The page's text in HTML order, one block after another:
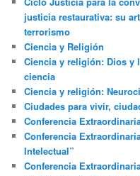
justicia restaurativa: su
terrorismo
Ciencia y Religión
Ciencia y religión: Dios y
ciencia
Ciencia y religión:
Ciudades para vivir,
Conferencia
Conferencia
Intelectual”
Conferencia